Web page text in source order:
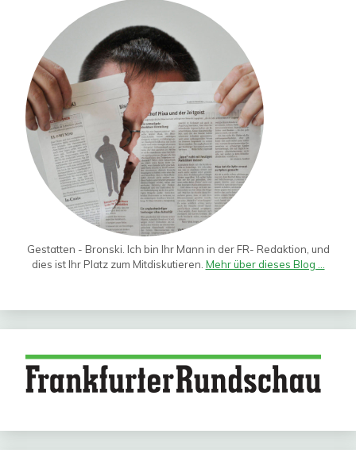
Gestatten - Bronski. Ich bin Ihr Mann in der FR- Redaktion, und
dies ist Ihr Platz zum Mitdiskutieren. Mehr über dieses Blog ...